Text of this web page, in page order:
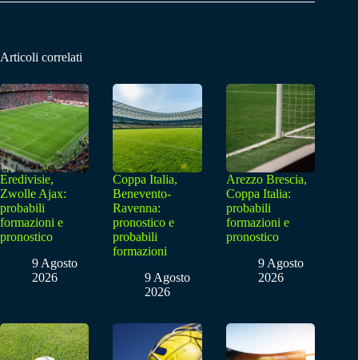
Articoli correlati
Eredivisie,
Zwolle Ajax:
probabili
formazioni e
pronostico
9 Agosto
2026
Coppa Italia,
Benevento-
Ravenna:
pronostico e
probabili
formazioni
9 Agosto
2026
Arezzo Brescia,
Coppa Italia:
probabili
formazioni e
pronostico
9 Agosto
2026